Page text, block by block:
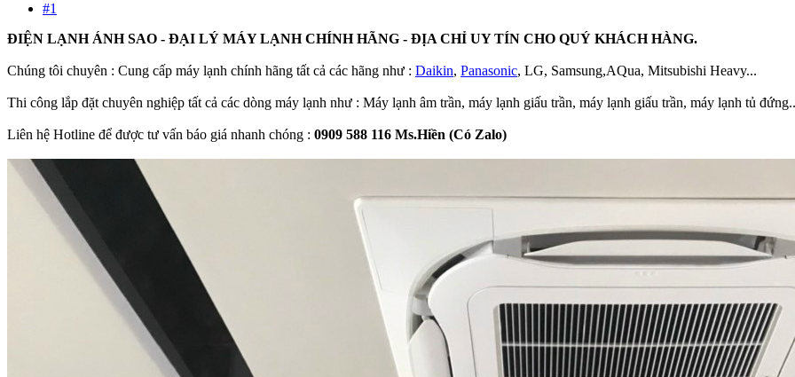
#1
ĐIỆN LẠNH ÁNH SAO - ĐẠI LÝ MÁY LẠNH CHÍNH HÃNG - ĐỊA CHỈ UY TÍN CHO QUÝ KHÁCH HÀNG.
Chúng tôi chuyên : Cung cấp máy lạnh chính hãng tất cả các hãng như : Daikin, Panasonic, LG, Samsung,AQua, Mitsubishi Heavy...
Thi công lắp đặt chuyên nghiệp tất cả các dòng máy lạnh như : Máy lạnh âm trần, máy lạnh giấu trần, máy lạnh giấu trần, máy lạnh tủ
Liên hệ Hotline để được tư vấn báo giá nhanh chóng : 0909 588 116 Ms.Hiền (Có Zalo)